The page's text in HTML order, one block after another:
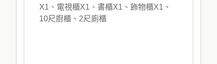
X1、電視櫃X1、書櫃X1、飾物櫃X1、
10尺廚櫃、2尺廁櫃